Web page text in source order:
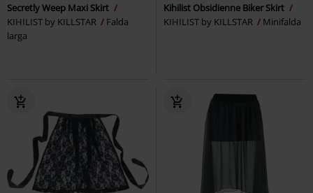
Secretly Weep Maxi Skirt
KIHILIST by KILLSTAR
Falda
larga
Kihilist Obsidienne Biker Skirt
KIHILIST by KILLSTAR
Minifalda